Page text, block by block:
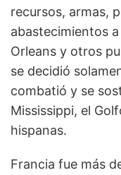
recursos, armas,
abastecimientos
Orleans y otros
se decidió
combatió y se
Mississippi, el
hispanas.
Francia fue más